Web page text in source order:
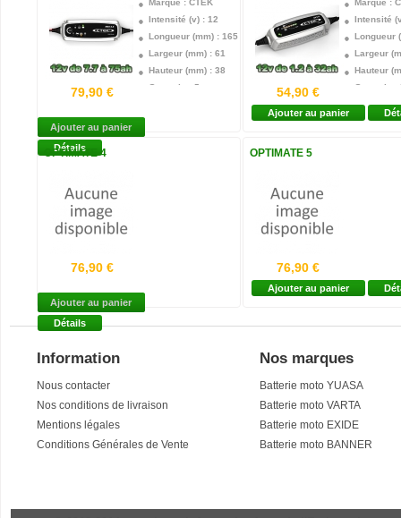
Marque : CTEK
Intensité (v) : 12
Longueur (mm) : 165
Largeur (mm) : 61
Hauteur (mm) : 38
Garantie : 5 ans
79,90 €
Ajouter au panier
Détails
Marque :
Intensité
Longueur
Largeur
Hauteur
Garantie :
54,90 €
Ajouter au panier
OPTIMATE 4
76,90 €
Ajouter au panier
Détails
OPTIMATE 5
76,90 €
Ajouter au panier
Information
Nous contacter
Nos conditions de livraison
Mentions légales
Conditions Générales de Vente
Nos marques
Batterie moto YUASA
Batterie moto VARTA
Batterie moto EXIDE
Batterie moto BANNER